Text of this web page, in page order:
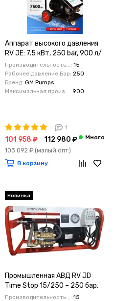
Аппарат высокого давления
RV JE: 7.5 кВт, 250 bar, 900 л/
ч (15 л/мин). Версия на
мобильной раме
Производительность...: 15
Рабочее давление Бар: 250
Бренд: GM Pumps
Максимальная произ...: 900
1
101 958 ₽ 112 980 ₽
103 092 ₽ (малый опт)
В корзину
Новинка
Промышленная АВД RV JD
Time Stop 15/250 – 250 бар,
15 л/мин, 7,5 кВт
Производительность...: 15